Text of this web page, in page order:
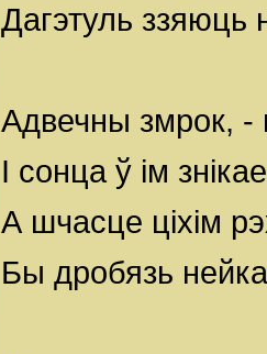
Дагэтуль
Адвечны змрок, -
І сонца ў ім
А шчасце ціхім
Бы дробязь